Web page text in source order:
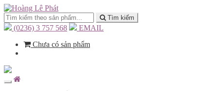
Tìm kiếm
(0236) 3 757 568
EMAIL
Chưa có sản phẩm